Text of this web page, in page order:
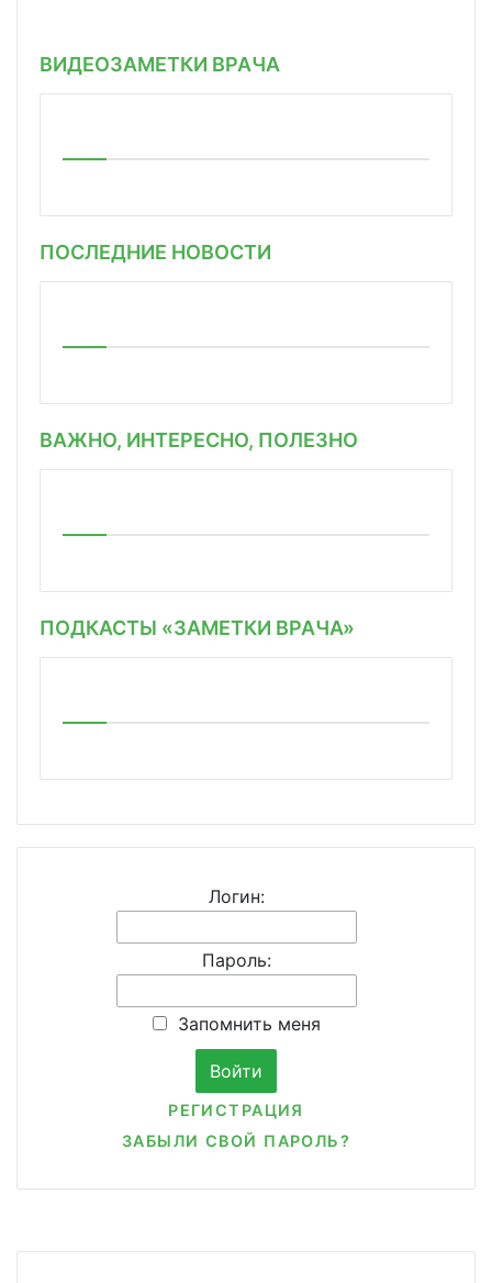
ВИДЕОЗАМЕТКИ ВРАЧА
ПОСЛЕДНИЕ НОВОСТИ
ВАЖНО, ИНТЕРЕСНО, ПОЛЕЗНО
ПОДКАСТЫ «ЗАМЕТКИ ВРАЧА»
Логин:
Пароль:
Запомнить меня
РЕГИСТРАЦИЯ
ЗАБЫЛИ СВОЙ ПАРОЛЬ?